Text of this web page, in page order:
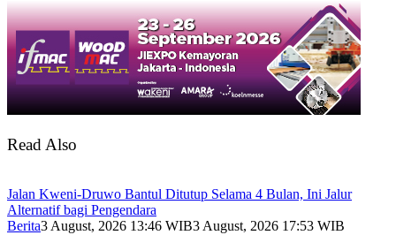
Read Also
Jalan Kweni-Druwo Bantul Ditutup Selama 4 Bulan, Ini Jalur
Alternatif bagi Pengendara
Berita3 August, 2026 13:46 WIB3 August, 2026 17:53 WIB